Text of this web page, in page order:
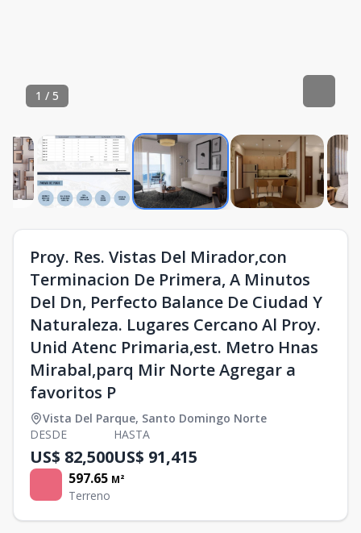
1 / 5
Proy. Res. Vistas Del Mirador,con
Terminacion De Primera, A Minutos
Del Dn, Perfecto Balance De Ciudad Y
Naturaleza. Lugares Cercano Al Proy.
Unid Atenc Primaria,est. Metro Hnas
Mirabal,parq Mir Norte Agregar a
favoritos P
Vista Del Parque, Santo Domingo Norte
DESDE
US$ 82,500
HASTA
US$ 91,415
597.65 M²
Terreno